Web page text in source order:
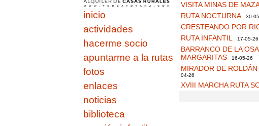
inicio
actividades
hacerme socio
apuntarme a la rutas
fotos
enlaces
noticias
biblioteca
VISITA MINAS DE
RUTA NOCTURNA 30-
CRESTEANDO POR
RUTA INFANTIL 17-05-26
BARRANCO DE LA
MARGARITAS 16-05-26
MIRADOR DE ROLDÁN
04-26
XVIII MARCHA RUTA